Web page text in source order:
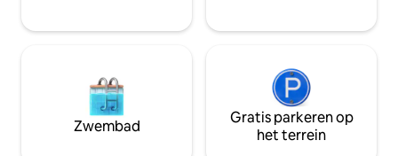
Zwembad
Gratis parkeren op
het terrein